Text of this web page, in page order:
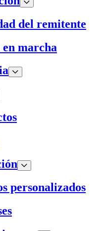
del remitente
en marcha
personalizados